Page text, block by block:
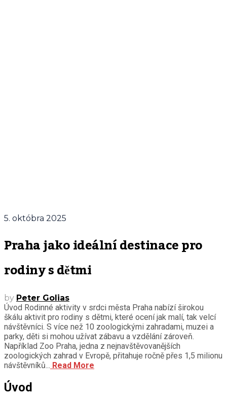
5. októbra 2025
Praha jako ideální destinace pro
rodiny s dětmi
by Peter Golias
Úvod Rodinné aktivity v srdci města Praha nabízí širokou
škálu aktivit pro rodiny s dětmi, které ocení jak malí, tak velcí
návštěvníci. S více než 10 zoologickými zahradami, muzei a
parky, děti si mohou užívat zábavu a vzdělání zároveň.
Například Zoo Praha, jedna z nejnavštěvovanějších
zoologických zahrad v Evropě, přitahuje ročně přes 1,5 milionu
návštěvníků... Read More
Úvod